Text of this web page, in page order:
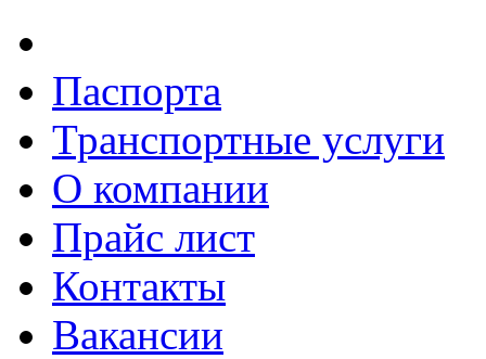
Паспорта
Транспортные услуги
О компании
Прайс лист
Контакты
Вакансии